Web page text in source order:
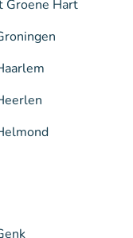
Groene Hart